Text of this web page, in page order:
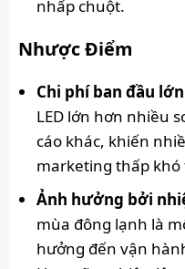
nhấp chuột.
Nhược Điểm
Chi phí ban đầu
LED lớn hơn nhiều
cáo khác, khiến
marketing thấp khó
Ảnh hưởng bởi
mùa đông lạnh là
hưởng đến vận